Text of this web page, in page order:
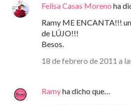
Felisa Casas Moreno ha
Ramy ME ENCANTA!!!
de LÚJO!!!
Besos.
18 de febrero de 2011 a
Ramyha dicho que…